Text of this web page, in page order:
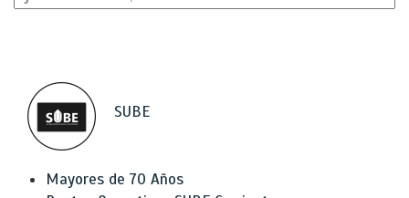
SUBE
Mayores de 70 Años